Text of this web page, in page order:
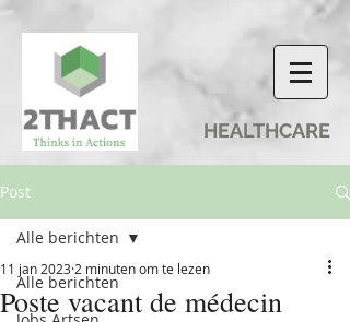
HEALTHCARE
Post
Alle berichten
Alle berichten
Poste vacant de médecin
11 jan 2023 2 minuten om te lezen